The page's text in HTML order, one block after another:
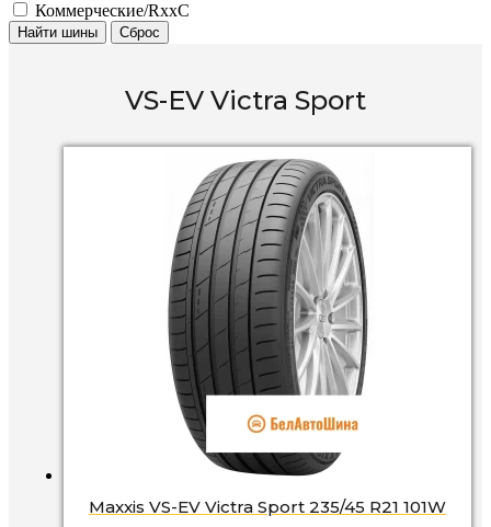
Коммерческие/RxxC
Найти шины Сброс
VS-EV Victra Sport
Maxxis VS-EV Victra Sport 235/45 R21 101W